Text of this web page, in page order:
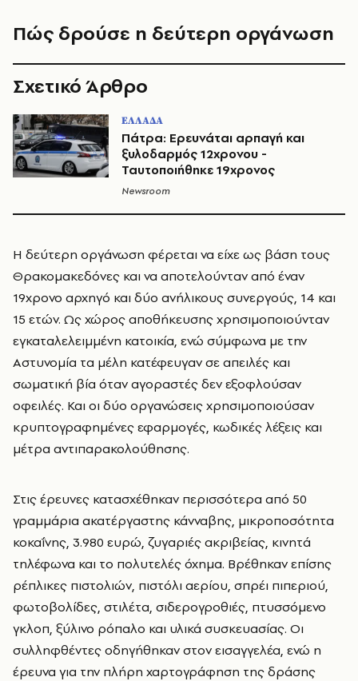
Πώς δρούσε η δεύτερη οργάνωση
Σχετικό Άρθρο
ΕΛΛΑΔΑ
Πάτρα: Ερευνάται αρπαγή και
ξυλοδαρμός 12χρονου -
Ταυτοποιήθηκε 19χρονος
Newsroom
Η δεύτερη οργάνωση φέρεται να είχε ως βάση τους
Θρακομακεδόνες και να αποτελούνταν από έναν
19χρονο αρχηγό και δύο ανήλικους συνεργούς, 14 και
15 ετών. Ως χώρος αποθήκευσης χρησιμοποιούνταν
εγκαταλελειμμένη κατοικία, ενώ σύμφωνα με την
Αστυνομία τα μέλη κατέφευγαν σε απειλές και
σωματική βία όταν αγοραστές δεν εξοφλούσαν
οφειλές. Και οι δύο οργανώσεις χρησιμοποιούσαν
κρυπτογραφημένες εφαρμογές, κωδικές λέξεις και
μέτρα αντιπαρακολούθησης.
Στις έρευνες κατασχέθηκαν περισσότερα από 50
γραμμάρια ακατέργαστης κάνναβης, μικροποσότητα
κοκαΐνης, 3.980 ευρώ, ζυγαριές ακριβείας, κινητά
τηλέφωνα και το πολυτελές όχημα. Βρέθηκαν επίσης
ρέπλικες πιστολιών, πιστόλι αερίου, σπρέι πιπεριού,
φωτοβολίδες, στιλέτα, σιδερογροθιές, πτυσσόμενο
γκλοπ, ξύλινο ρόπαλο και υλικά συσκευασίας. Οι
συλληφθέντες οδηγήθηκαν στον εισαγγελέα, ενώ η
έρευνα για την πλήρη χαρτογράφηση της δράσης